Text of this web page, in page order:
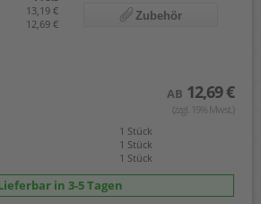
13,19 €
12,69 €
Zubehör
AB 12,69 €
(zzgl. 19% Mwst.)
1 Stück
1 Stück
1 Stück
in 3-5 Tagen